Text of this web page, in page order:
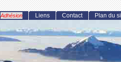
Adhésion Liens Contact Plan du